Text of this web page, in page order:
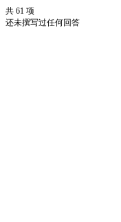
共 61 项
还未撰写过任何回答